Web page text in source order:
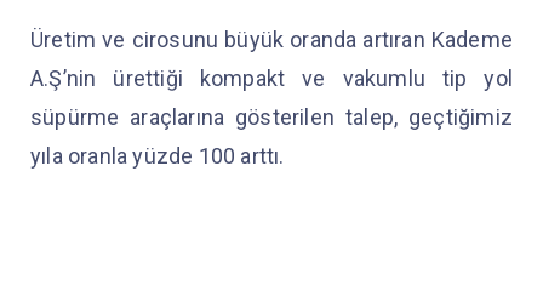
Üretim ve cirosunu büyük oranda artıran Kademe
A.Ş’nin ürettiği kompakt ve vakumlu tip yol
süpürme araçlarına gösterilen talep, geçtiğimiz
yıla oranla yüzde 100 arttı.